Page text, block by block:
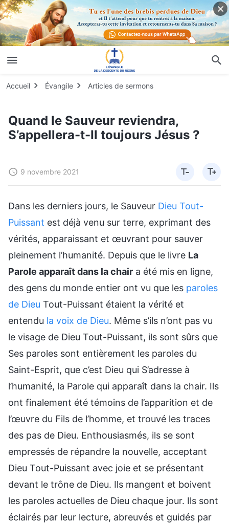
Accueil Évangile Articles de sermons
Quand le Sauveur reviendra,
S’appellera-t-Il toujours Jésus ?
9 novembre 2021
Dans les derniers jours, le Sauveur Dieu Tout-
Puissant est déjà venu sur terre, exprimant des
vérités, apparaissant et œuvrant pour sauver
pleinement l’humanité. Depuis que le livre La
Parole apparaît dans la chair a été mis en ligne,
des gens du monde entier ont vu que les paroles
de Dieu Tout-Puissant étaient la vérité et
entendu la voix de Dieu. Même s’ils n’ont pas vu
le visage de Dieu Tout-Puissant, ils sont sûrs que
Ses paroles sont entièrement les paroles du
Saint-Esprit, que c’est Dieu qui S’adresse à
l’humanité, la Parole qui apparaît dans la chair. Ils
ont finalement été témoins de l’apparition et de
l’œuvre du Fils de l’homme, et trouvé les traces
des pas de Dieu. Enthousiasmés, ils se sont
empressés de répandre la nouvelle, acceptant
Dieu Tout-Puissant avec joie et se présentant
devant le trône de Dieu. Ils mangent et boivent
les paroles actuelles de Dieu chaque jour. Ils sont
éclairés par leur lecture, abreuvés et guidés par